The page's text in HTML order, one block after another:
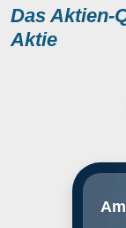
Das Aktien-
Aktie